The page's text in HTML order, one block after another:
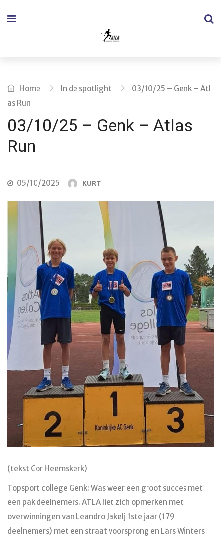
Home In de spotlight
03/10/25 – Genk – Atl
as Run
03/10/25 – Genk – Atlas
Run
05/10/2025 KURT
(tekst Cor Heemskerk)
Topsport college Genk: Was weer een groot succes met
een pak deelnemers. ATLA liet zich opmerken met
overwinningen van Leandro Jakelj 1ste jaar (179
deelnemers) met een straat voorsprong en Lars Winters